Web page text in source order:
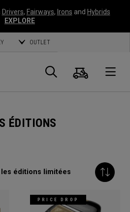
Drivers, Fairways, Irons and Hybrids
EXPLORE
OUTLET
Panier
ÉDITIONS
éditions limitées
PRICE DROP